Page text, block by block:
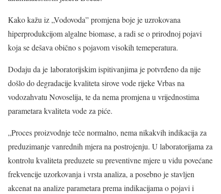
Kako kažu iz „Vodovoda” promjena boje je uzrokovana
hiperprodukcijom algalne biomase, a radi se o prirodnoj pojavi
koja se dešava obično s pojavom visokih temeperatura.
Dodaju da je laboratorijskim ispitivanjima je potvrđeno da nije
došlo do degradacije kvaliteta sirove vode rijeke Vrbas na
vodozahvatu Novoselija, te da nema promjena u vrijednostima
parametara kvaliteta vode za piće.
„Proces proizvodnje teče normalno, nema nikakvih indikacija za
preduzimanje vanrednih mjera na postrojenju. U laboratorijama za
kontrolu kvaliteta preduzete su preventivne mjere u vidu povećane
frekvencije uzorkovanja i vrsta analiza, a posebno je stavljen
akcenat na analize parametara prema indikacijama o pojavi i